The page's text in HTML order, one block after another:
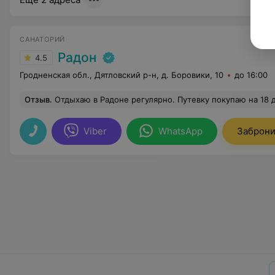
САНАТОРИЙ
4.5 Радон
Гродненская обл., Дятловский р-н, д. Боровики, 10 до 16:00
Отзыв. Отдыхаю в Радоне регулярно. Путевку покупаю на 18 дней. Все очень хорошо:лечение, питание, досуг. В октябре поеду опять. Жду не
Viber WhatsApp